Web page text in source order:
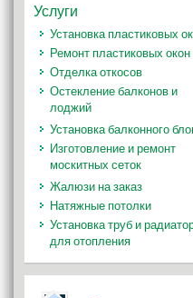
Услуги
Установка пластиковых
Ремонт пластиковых окон
Отделка откосов
Остекление балконов и
лоджий
Установка балконного
Изготовление и ремонт
москитных сеток
Жалюзи на заказ
Натяжные потолки
Установка труб и
для отопления